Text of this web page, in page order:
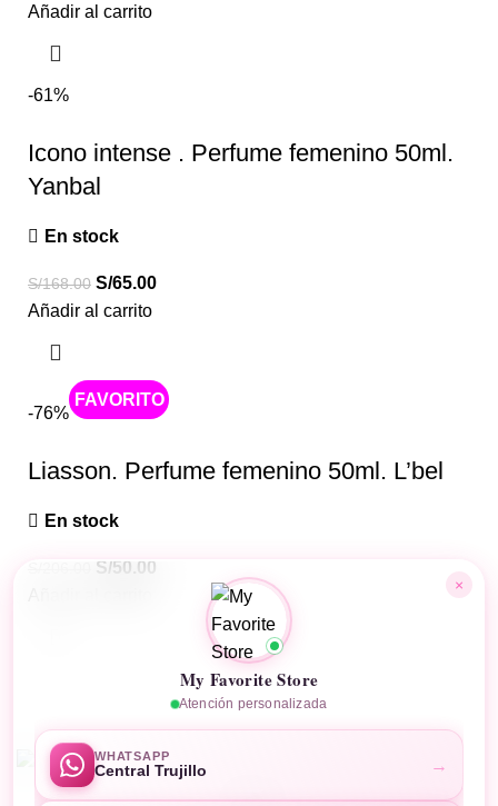
Añadir al carrito
-61%
Icono intense . Perfume femenino 50ml.
Yanbal
En stock
S/168.00 S/65.00
Añadir al carrito
-76%
Caliente
Liasson. Perfume femenino 50ml. L’bel
En stock
S/50.00
MyFavoriteStoreDesarrollado porBusiness Code
Tienda
×
My Favorite Store
Atención personalizada
WHATSAPP
Central Trujillo →